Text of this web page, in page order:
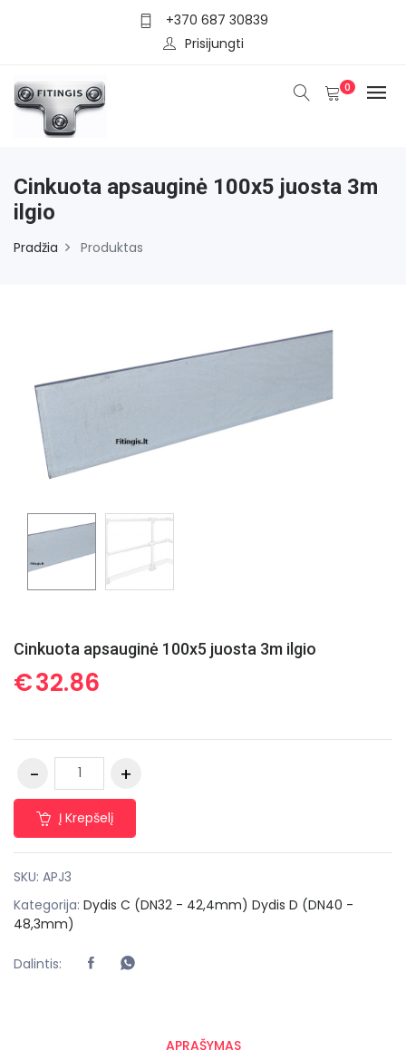
+370 687 30839
Prisijungti
0
Cinkuota apsauginė 100x5 juosta 3m
ilgio
Pradžia Produktas
Cinkuota apsauginė 100x5 juosta 3m ilgio
€32.86
Į Krepšelį
SKU: APJ3
Kategorija: Dydis C (DN32 - 42,4mm) Dydis D (DN40 -
48,3mm)
Dalintis:
APRAŠYMAS